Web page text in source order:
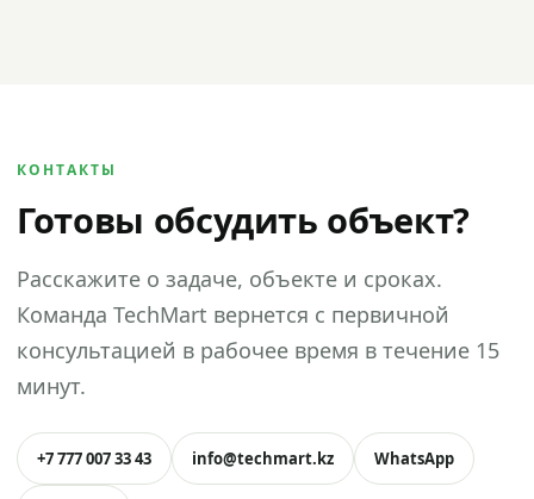
КОНТАКТЫ
Готовы обсудить объект?
Расскажите о задаче, объекте и сроках.
Команда TechMart вернется с первичной
консультацией в рабочее время в течение 15
минут.
+7 777 007 33 43 info@techmart.kz WhatsApp